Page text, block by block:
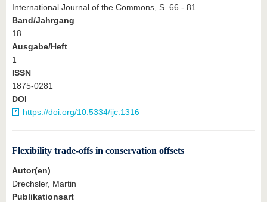
International Journal of the Commons, S. 66 - 81
Band/Jahrgang
18
Ausgabe/Heft
1
ISSN
1875-0281
DOI
https://doi.org/10.5334/ijc.1316
Flexibility trade‐offs in conservation offsets
Autor(en)
Drechsler, Martin
Publikationsart